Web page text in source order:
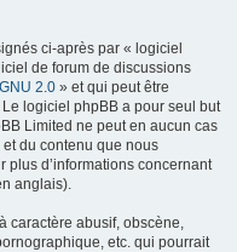
ci-après par « logiciel
de forum de discussions
2.0 » et qui peut être
logiciel phpBB a pour seul but
Limited ne peut en aucun cas
du contenu que nous
plus d’informations concernant
anglais).
caractère abusif, obscène,
etc. qui pourrait